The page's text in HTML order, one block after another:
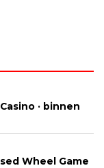
· binnen
Wheel Game